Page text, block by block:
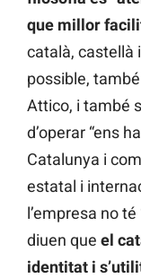
que millor
català, castellà
possible,
Attico, i també
d’operar “ens
Catalunya i
estatal i
l’empresa no
diuen que el
identitat i